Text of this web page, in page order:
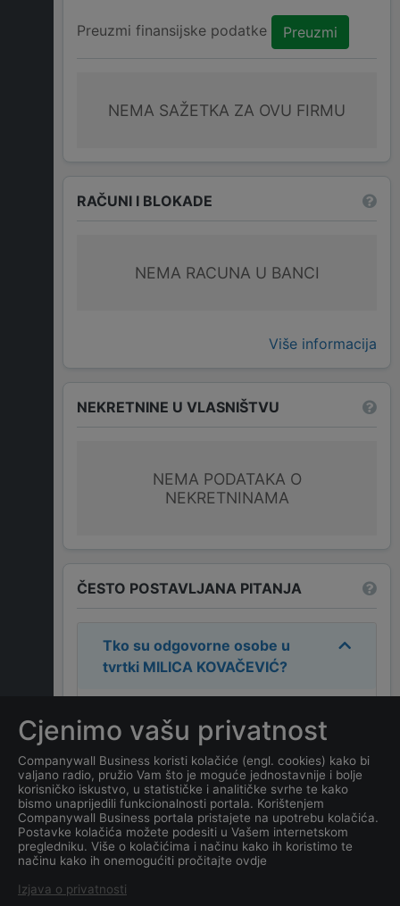
Preuzmi finansijske podatke Preuzmi
NEMA SAŽETKA ZA OVU FIRMU
RAČUNI I BLOKADE
NEMA RACUNA U BANCI
Više informacija
NEKRETNINE U VLASNIŠTVU
NEMA PODATAKA O
NEKRETNINAMA
ČESTO POSTAVLJANA PITANJA
Tko su odgovorne osobe u
tvrtki MILICA KOVAČEVIĆ?
MILICA KOVAČEVIĆ.
Koja je adresa tvrtke MILICA
KOVAČEVIĆ?
Koji je datum osnivanja
tvrtkeMILICA KOVAČEVIĆ
Cjenimo vašu privatnost
Companywall Business koristi kolačiće (engl. cookies) kako bi
valjano radio, pružio Vam što je moguće jednostavnije i bolje
korisničko iskustvo, u statističke i analitičke svrhe te kako
bismo unaprijedili funkcionalnosti portala. Korištenjem
Companywall Business portala pristajete na upotrebu kolačića.
Postavke kolačića možete podesiti u Vašem internetskom
pregledniku. Više o kolačićima i načinu kako ih koristimo te
načinu kako ih onemogućiti pročitajte ovdje
Izjava o privatnosti